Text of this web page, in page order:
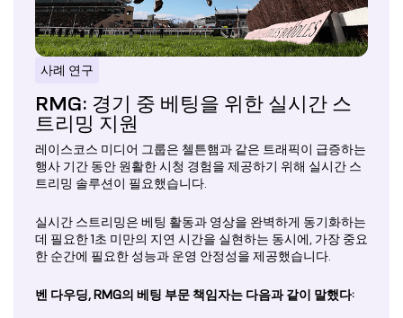
사례 연구
RMG: 경기 중 베팅을 위한 실시간 스
트리밍 지원
레이스코스 미디어 그룹은 첼튼햄과 같은 트래픽이 급증하는
행사 기간 동안 원활한 시청 경험을 제공하기 위해 실시간 스
트리밍 솔루션이 필요했습니다.
실시간 스트리밍은 베팅 활동과 영상을 완벽하게 동기화하는
데 필요한 1초 미만의 지연 시간을 실현하는 동시에, 가장 중요
한 순간에 필요한 성능과 운영 안정성을 제공했습니다.
벤 다우딩, RMG의 베팅 부문 책임자는 다음과 같이 말했다: